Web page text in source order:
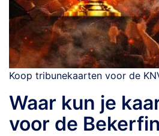
Koop tribunekaarten voor de
Waar kun je
voor de